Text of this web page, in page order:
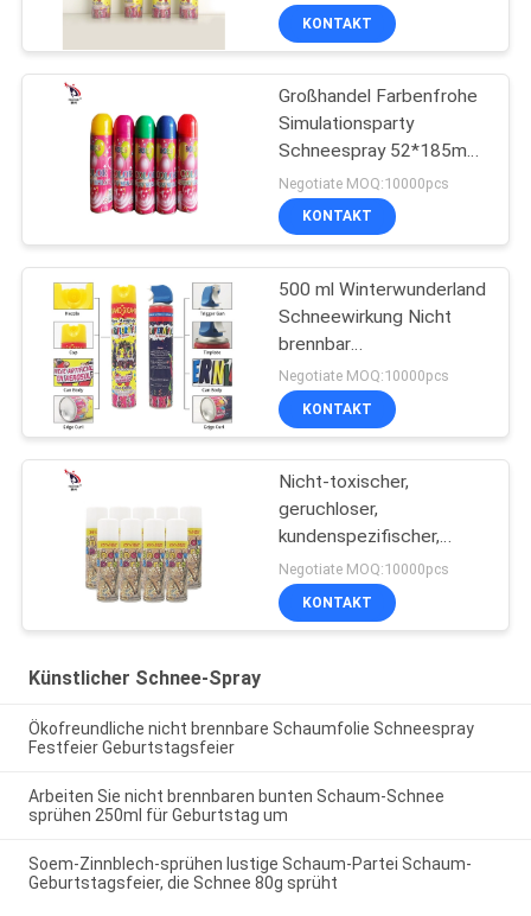
freundlicher weißer
KONTAKT
Großhandel Farbenfrohe
Simulationsparty
Schneespray 52*185mm
zum Feiern
Negotiate MOQ:10000pcs
KONTAKT
500 ml Winterwunderland
Schneewirkung Nicht
brennbar
Weihnachtsschnee Spray
Negotiate MOQ:10000pcs
KONTAKT
Nicht-toxischer,
geruchloser,
kundenspezifischer,
sofortiger, künstlicher
Schneespray mit
Haltbarkeit 3 Jahre
Negotiate MOQ:10000pcs
KONTAKT
Künstlicher Schnee-Spray
Ökofreundliche nicht brennbare Schaumfolie Schneespray
Festfeier Geburtstagsfeier
Arbeiten Sie nicht brennbaren bunten Schaum-Schnee
sprühen 250ml für Geburtstag um
Soem-Zinnblech-sprühen lustige Schaum-Partei Schaum-
Geburtstagsfeier, die Schnee 80g sprüht